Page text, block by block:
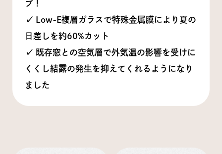
プ！
✓ Low-E複層ガラスで特殊金属膜により夏の
日差しを約60%カット
✓ 既存窓との空気層で外気温の影響を受けに
くくし結露の発生を抑えてくれるようになり
ました